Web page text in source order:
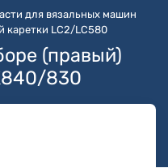
для вязальных машин
каретки LC2/LC580
(правый)
830